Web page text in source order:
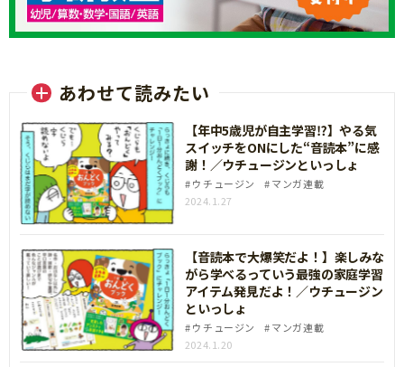
あわせて読みたい
【年中5歳児が自主学習⁉】やる気
スイッチをONにした“音読本”に感
謝！／ウチュージンといっしょ
ウチュージン
マンガ連載
2024.1.27
【音読本で大爆笑だよ！】楽しみな
がら学べるっていう最強の家庭学習
アイテム発見だよ！／ウチュージン
といっしょ
ウチュージン
マンガ連載
2024.1.20